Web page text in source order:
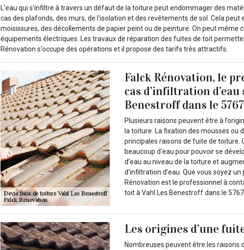
L'eau qui s'infiltre à travers un défaut de la toiture peut endommager des
cas des plafonds, des murs, de l'isolation et des revêtements de sol. Cela peut
moisissures, des décollements de papier peint ou de peinture. On peut même
équipements électriques. Les travaux de réparation des fuites de toit
Rénovation s'occupe des opérations et il propose des tarifs très attractifs.
Falck Rénovation, le
cas d’infiltration
Benestroff dans le
Plusieurs raisons peuvent être à
la toiture. La fixation des mousses ou
principales raisons de fuite de toiture.
beaucoup d’eau pour pouvoir se
d’eau au niveau de la toiture et
d’infiltration d’eau. Que vous soyez
Rénovation est le professionnel à
toit à Vahl Les Benestroff dans le
Les origines d’une
Nombreuses peuvent être les raisons